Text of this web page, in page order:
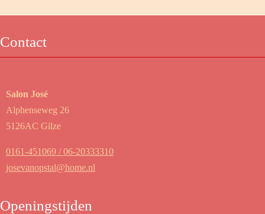
Contact
Salon José
Alphenseweg 26
5126AC Gilze
0161-451069 / 06-20333310
josevanopstal@home.nl
Openingstijden